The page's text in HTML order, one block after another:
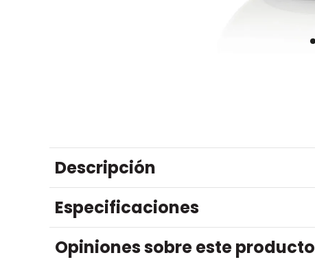
Descripción
Especificaciones
Opiniones sobre este producto